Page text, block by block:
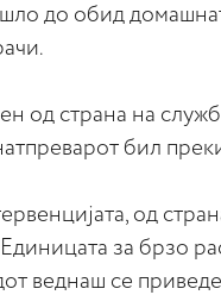
до обид
од страна на
бил
од
за брзо
веднаш се